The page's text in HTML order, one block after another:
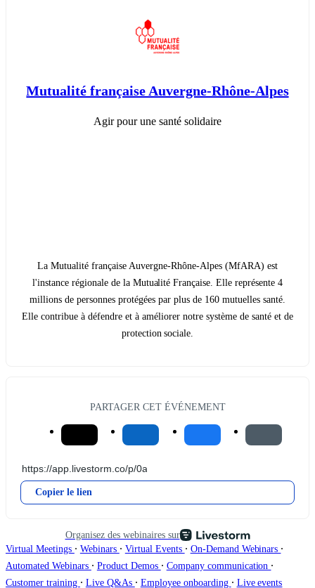
Mutualité française Auvergne-Rhône-Alpes
Agir pour une santé solidaire
La Mutualité française Auvergne-Rhône-Alpes (MfARA) est
l'instance régionale de la Mutualité Française. Elle représente 4
millions de personnes protégées par plus de 160 mutuelles santé.
Elle contribue à défendre et à améliorer notre système de santé et de
protection sociale.
PARTAGER CET ÉVÉNEMENT
Copier le lien
Organisez des webinaires sur
Virtual Meetings ∙ Webinars ∙ Virtual Events ∙ On-Demand Webinars ∙
Automated Webinars ∙ Product Demos ∙ Company communication ∙
Customer training ∙ Live Q&As ∙ Employee onboarding ∙ Live events